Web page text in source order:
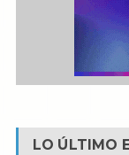
LO ÚLTIMO